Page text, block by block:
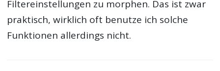
Filtereinstellungen zu morphen. Das ist zwar
praktisch, wirklich oft benutze ich solche
Funktionen allerdings nicht.